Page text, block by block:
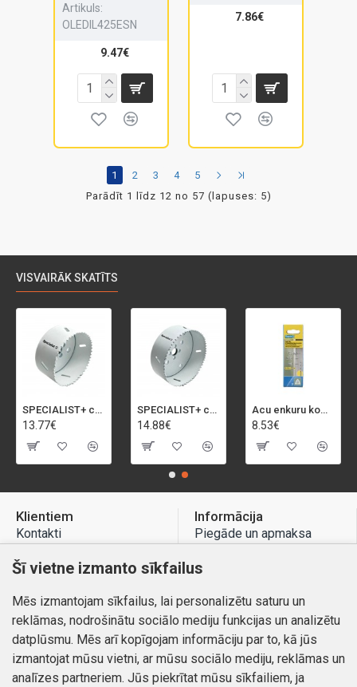
Artikuls:
OLEDIL425ESN
9.47€
7.86€
1 2 3 4
5
Parādīt 1 līdz 12 no 57 (lapuses: 5)
VISVAIRĀK SKATĪTS
SPECIALIST+ caurumu zāģis BI-METAL, 92 mm
13.77€
SPECIALIST+ caurumu zāģis BI-METAL, 98 mm
14.88€
Acu enkuru komplekts, 3-13 mm, Rapid, 12 gab.
8.53€
Klientiem
Kontakti
Preču atgriešana
Mans profils
Pasūtījumi
Informācija
Piegāde un apmaksa
Atteikuma tiesības
Kontakti
Šī vietne izmanto sīkfailus
Mēs izmantojam sīkfailus, lai personalizētu saturu un
reklāmas, nodrošinātu sociālo mediju funkcijas un analizētu
datplūsmu. Mēs arī kopīgojam informāciju par to, kā jūs
izmantojat mūsu vietni, ar mūsu sociālo mediju, reklāmas un
analīzes partneriem. Jūs piekrītat mūsu sīkfailiem, ja